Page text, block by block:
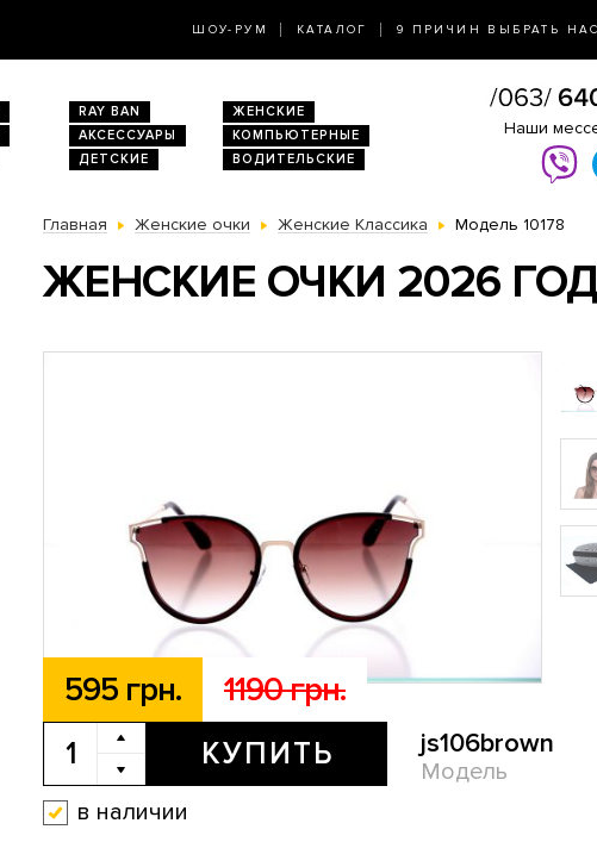
ШОУ-РУМ КАТАЛОГ 9 ПРИЧИН ВЫБРАТЬ НАС
RAY BAN
ЖЕНСКИЕ
АКСЕССУАРЫ
КОМПЬЮТЕРНЫЕ
ДЕТСКИЕ ВОДИТЕЛЬСКИЕ
Наши
Главная Женские очки Женские Классика Модель 10178
ЖЕНСКИЕ ОЧКИ 2026
595 грн. 1190 грн.
КУПИТЬ js106brown
Модель
в наличии